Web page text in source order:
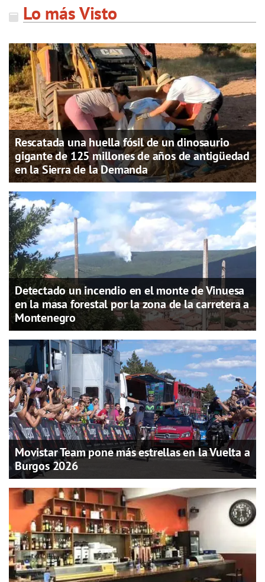
Lo más Visto
Rescatada una huella fósil de un dinosaurio
gigante de 125 millones de años de antigüedad
en la Sierra de la Demanda
Detectado un incendio en el monte de Vinuesa
en la masa forestal por la zona de la carretera a
Montenegro
Movistar Team pone más estrellas en la Vuelta a
Burgos 2026